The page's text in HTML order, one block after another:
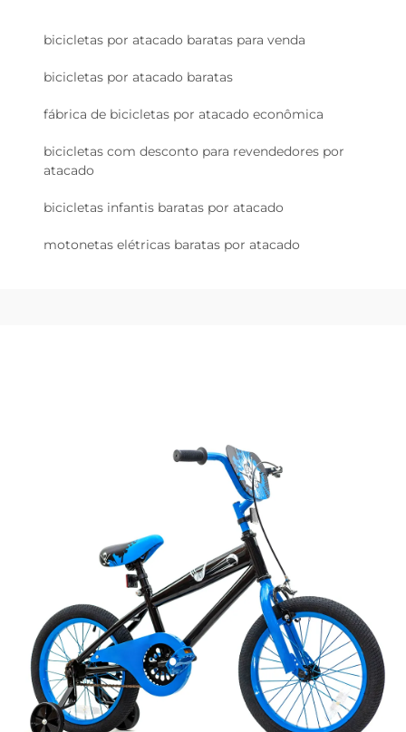
bicicletas por atacado baratas para venda
bicicletas por atacado baratas
fábrica de bicicletas por atacado econômica
bicicletas com desconto para revendedores por
atacado
bicicletas infantis baratas por atacado
motonetas elétricas baratas por atacado